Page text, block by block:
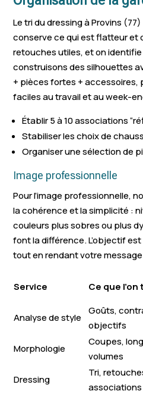
Le tri du dressing à Provins
conserve ce qui est flatteur et
retouches utiles, et on
construisons des silhouettes
+ pièces fortes + accessoires,
faciles au travail et au week-
Établir 5 à 10 associations
Stabiliser les choix de
Organiser une sélection de
Image professionnelle
Pour l’image professionnelle,
la cohérence et la simplicité :
couleurs plus sobres ou plus
font la différence. L’objectif
tout en rendant votre
Service Ce que
Analyse de style
Goûts,
objectifs
Morphologie
Coupes,
volumes
Dressing
Tri,
associations